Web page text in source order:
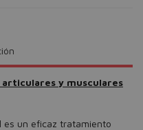
y musculares
es un eficaz tratamiento